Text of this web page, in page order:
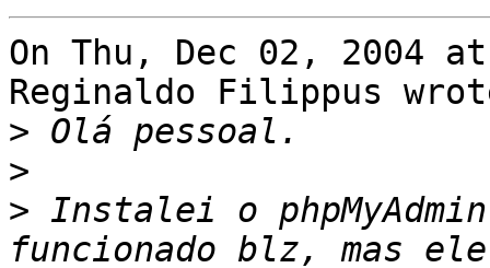
On Thu, Dec 02, 2004
Reginaldo Filippus
>
>
> Instalei o